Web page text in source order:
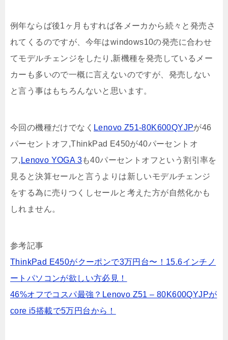
例年ならば後1ヶ月もすれば各メーカから続々と発売さ
れてくるのですが、今年はwindows10の発売に合わせ
てモデルチェンジをしたり,新機種を発売しているメー
カーも多いので一概に言えないのですが、発売しない
と言う事はもちろんないと思います。
今回の機種だけでなく Lenovo Z51-80K600QYJPが46
パーセントオフ,ThinkPad E450が40パーセントオ
フ, Lenovo YOGA 3も40パーセントオフという割引率を
見ると決算セールと言うよりは新しいモデルチェンジ
をする為に売りつくしセールと考えた方が自然化かも
しれません。
参考記事
ThinkPad E450がクーポンで3万円台〜！15.6インチノ
ートパソコンが欲しい方必見！
46%オフでコスパ最強？Lenovo Z51 – 80K600QYJPが
core i5搭載で5万円台から！